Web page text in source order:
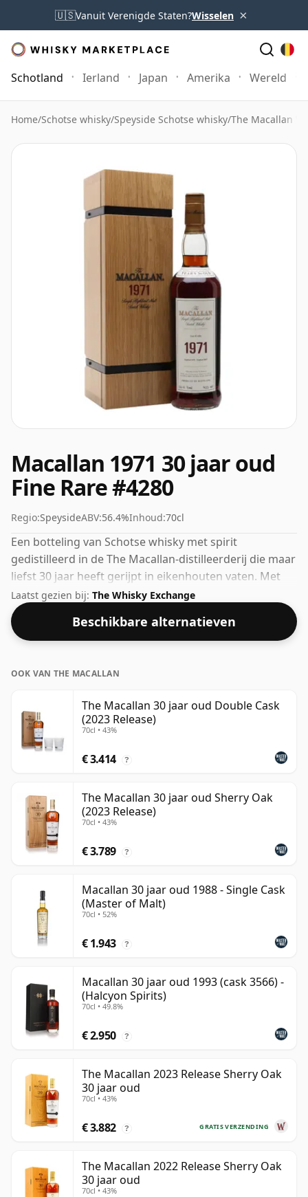
🇺🇸Vanuit Verenigde Staten?Wisselen ×
Schotland Ierland Japan Amerika Wereld
Home/Schotse whisky/Speyside Schotse whisky/The Macallan
Macallan 1971 30 jaar oud
Fine Rare #4280
Regio:SpeysideABV:56.4%Inhoud:70cl
Een botteling van Schotse whisky met spirit
gedistilleerd in de The Macallan-distilleerderij die maar
liefst 30 jaar heeft gerijpt in eikenhouten vaten. Met
56,4% alcohol is dit alcoholgehalte meer dan
acceptabel. Gebotteld in de standaardafgiftegrootte
van 70cl.
Laatst gezien bij: The Whisky Exchange
Beschikbare alternatieven
OOK VAN THE MACALLAN
The Macallan 30 jaar oud Double Cask
(2023 Release)
70cl • 43%
€ 3.414 ?
The Macallan 30 jaar oud Sherry Oak
(2023 Release)
70cl • 43%
€ 3.789 ?
Macallan 30 jaar oud 1988 - Single Cask
(Master of Malt)
70cl • 52%
€ 1.943 ?
Macallan 30 jaar oud 1993 (cask 3566) -
(Halcyon Spirits)
70cl • 49.8%
€ 2.950 ?
The Macallan 2023 Release Sherry Oak
30 jaar oud
70cl • 43%
GRATIS VERZENDING
€ 3.882 ?
The Macallan 2022 Release Sherry Oak
30 jaar oud
70cl • 43%